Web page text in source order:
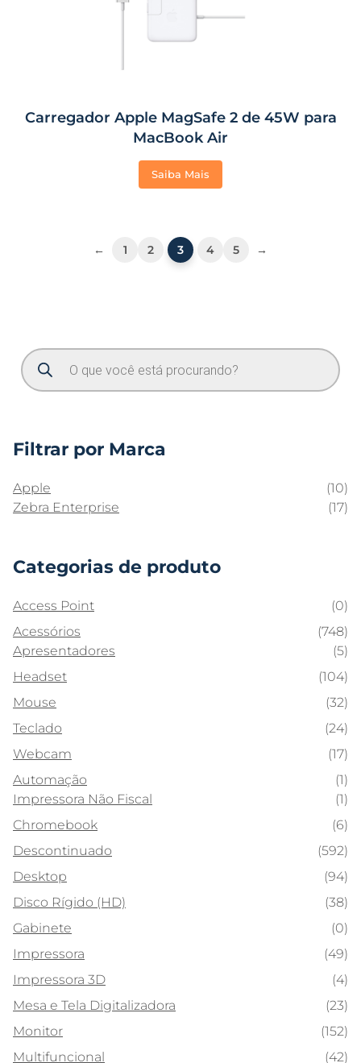
Carregador Apple MagSafe 2 de 45W para
MacBook Air
Saiba Mais
← 1 2 3 4 5 →
Filtrar por Marca
Apple
(10)
Zebra Enterprise
(17)
Categorias de produto
Access Point
(0)
Acessórios
(748)
Apresentadores
(5)
Headset
(104)
Mouse
(32)
Teclado
(24)
Webcam
(17)
Automação
(1)
Impressora Não Fiscal
(1)
Chromebook
(6)
Descontinuado
(592)
Desktop
(94)
Disco Rígido (HD)
(38)
Gabinete
(0)
Impressora
(49)
Impressora 3D
(4)
Mesa e Tela Digitalizadora
(23)
Monitor
(152)
Multifuncional
(42)